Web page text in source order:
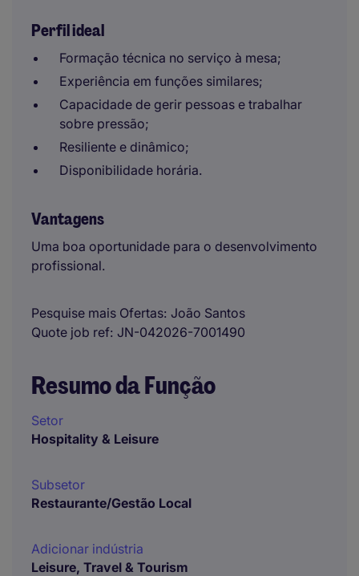
Perfil ideal
Formação técnica no serviço à mesa;
Experiência em funções similares;
Capacidade de gerir pessoas e trabalhar
sobre pressão;
Resiliente e dinâmico;
Disponibilidade horária.
Vantagens
Uma boa oportunidade para o desenvolvimento
profissional.
Pesquise mais Ofertas João Santos
Quote job ref JN-042026-7001490
Resumo da Função
Setor
Hospitality & Leisure
Subsetor
Restaurante/Gestão Local
Adicionar indústria
Leisure, Travel & Tourism